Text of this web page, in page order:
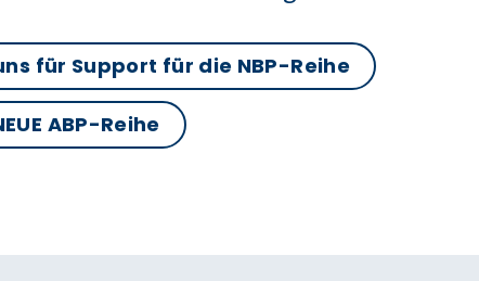
für Support für die NBP-Reihe
ABP-Reihe